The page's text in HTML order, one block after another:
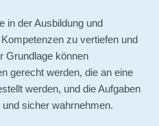
in der Ausbildung und
zu vertiefen und
Grundlage können
gerecht werden, die an eine
werden, und die Aufgaben
sicher wahrnehmen.